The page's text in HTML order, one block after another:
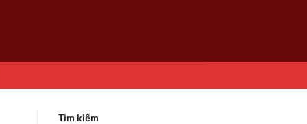
Tìm kiếm